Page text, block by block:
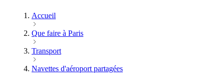
Accueil
Que faire à Paris
Transport
Navettes d'aéroport partagées